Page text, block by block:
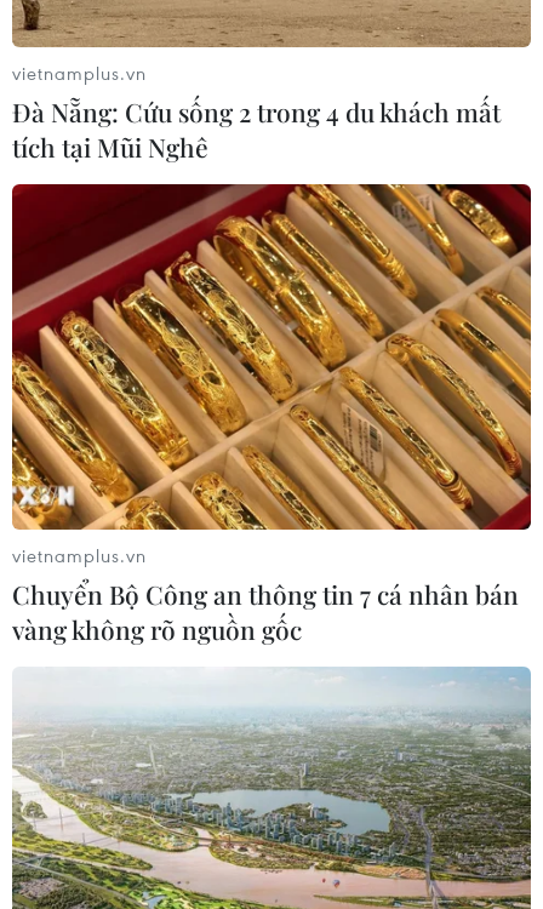
vietnamplus.vn
Đà Nẵng: Cứu sống 2 trong 4 du khách mất
tích tại Mũi Nghê
vietnamplus.vn
Chuyển Bộ Công an thông tin 7 cá nhân bán
vàng không rõ nguồn gốc